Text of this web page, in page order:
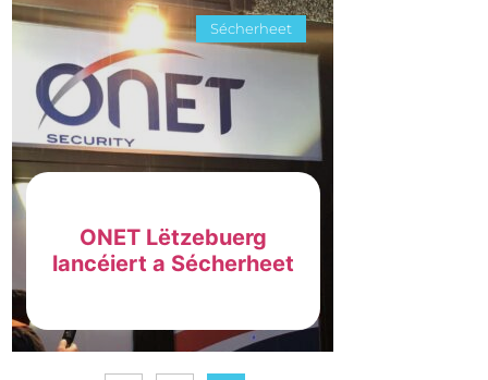
Sécherheet
ONET Lëtzebuerg
lancéiert a Sécherheet